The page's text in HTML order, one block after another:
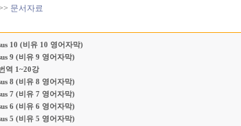
문서자료
10 (비유 10 영어자막)
9 (비유 9 영어자막)
역 1~20강
8 (비유 8 영어자막)
7 (비유 7 영어자막)
6 (비유 6 영어자막)
5 (비유 5 영어자막)